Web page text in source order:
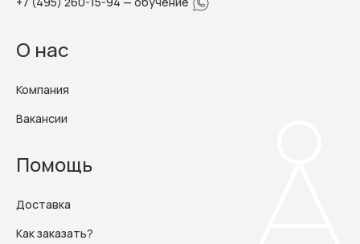
О нас
Компания
Вакансии
Помощь
Доставка
Как заказать?